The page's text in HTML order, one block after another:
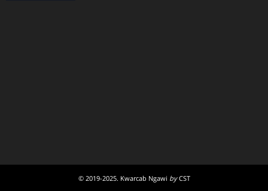
© 2019-2025. Kwarcab Ngawi byCST